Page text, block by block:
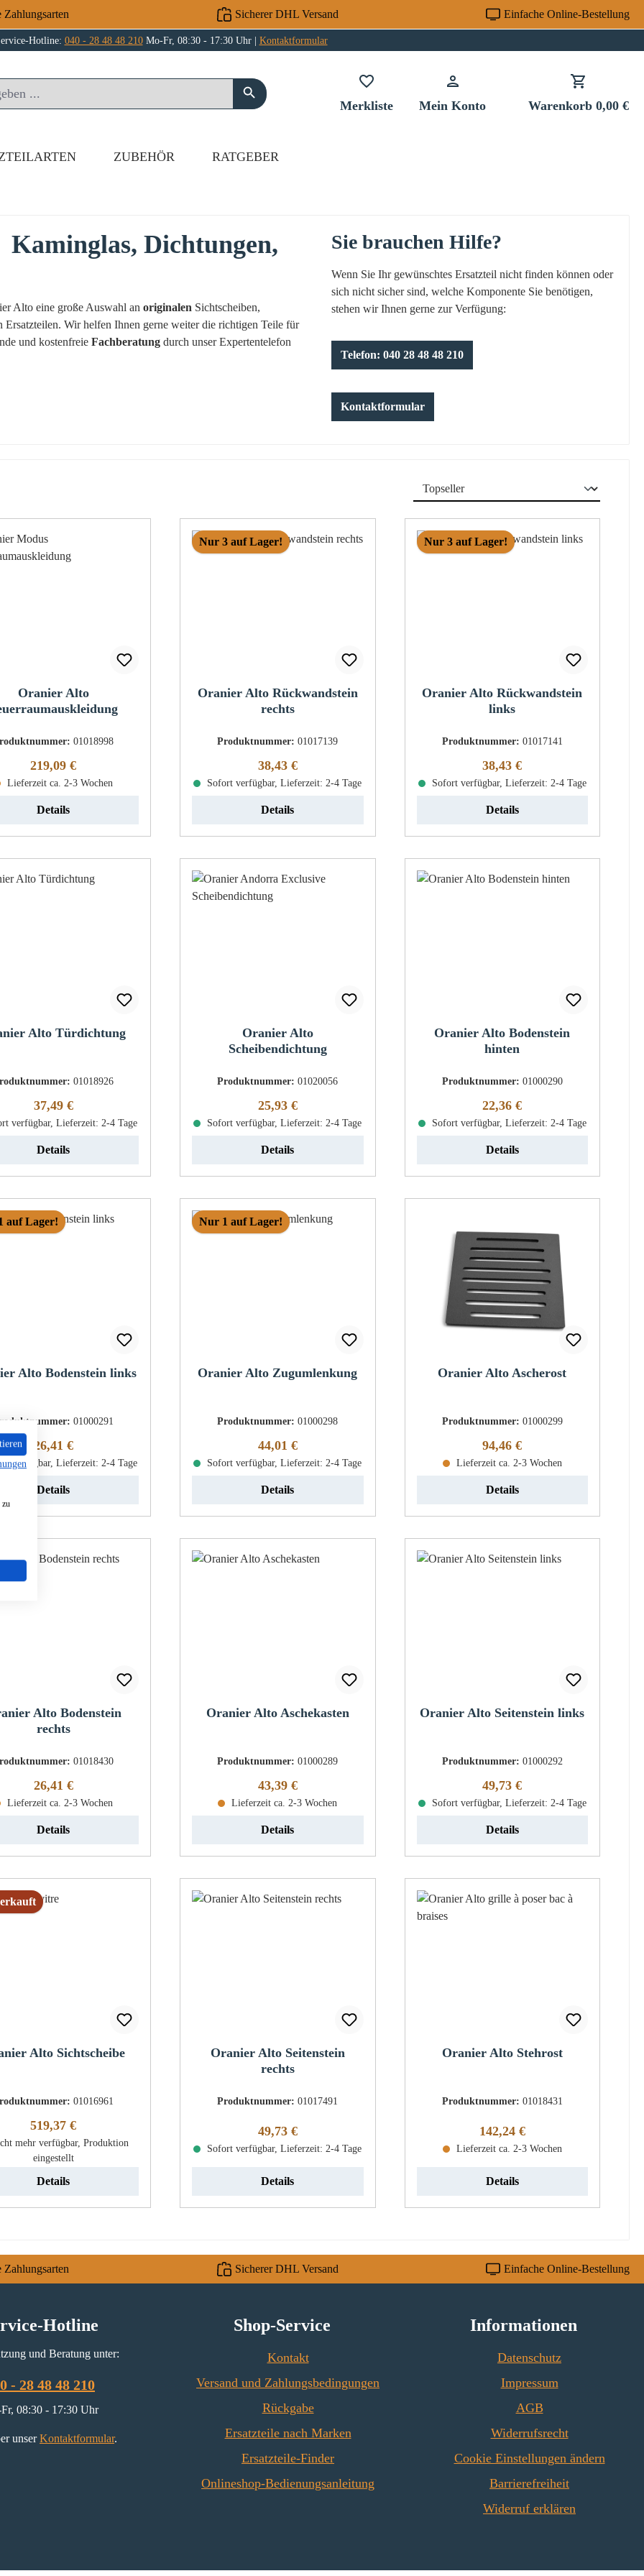
Zahlungsarten Sicherer DHL Versand Einfache Online-Bestellung
Hotline: 040 - 28 48 48 210Mo-Fr, 08:30 - 17:30 Uhr | Kontaktformular
MerklisteDu hast 0 Produkte auf dem Merkzettel
Mein Konto Warenkorb 0,00 €
ZUBEHÖR RATGEBER
Dichtungen,
Alto eine große Auswahl an originalen Sichtscheiben,
Wir helfen Ihnen gerne weiter die richtigen Teile für
und kostenfreie Fachberatung durch unser Expertentelefon
Sie brauchen Hilfe?
Wenn Sie Ihr gewünschtes Ersatzteil nicht finden können oder
sich nicht sicher sind, welche Komponente Sie benötigen,
stehen wir Ihnen gerne zur Verfügung:
Telefon: 040 28 48 48 210
Kontaktformular
Oranier Alto
01018998
Regulärer Preis:
219,09 €
Lieferzeit ca. 2-3 Wochen
Details
Nur 3 auf Lager!
Oranier Alto Rückwandstein
rechts
Produktnummer:01017139
Regulärer Preis:
38,43 €
Sofort verfügbar, Lieferzeit: 2-4 Tage
Details
Nur 3 auf Lager!
Oranier Alto Rückwandstein
links
Produktnummer: 01017141
Regulärer Preis:
38,43 €
Sofort verfügbar, Lieferzeit: 2-4 Tage
Details
Alto Türdichtung
01018926
Regulärer Preis:
37,49 €
verfügbar, Lieferzeit: 2-4 Tage
Details
Oranier Alto
Scheibendichtung
Produktnummer:01020056
Regulärer Preis:
25,93 €
Sofort verfügbar, Lieferzeit: 2-4 Tage
Details
Oranier Alto Bodenstein
hinten
Produktnummer: 01000290
Regulärer Preis:
22,36 €
Sofort verfügbar, Lieferzeit: 2-4 Tage
Details
auf Lager!
Alto Bodenstein links
01000291
Regulärer Preis:
26,41 €
verfügbar, Lieferzeit: 2-4 Tage
Details
Nur 1 auf Lager!
Oranier Alto Zugumlenkung
Produktnummer:01000298
Regulärer Preis:
44,01 €
Sofort verfügbar, Lieferzeit: 2-4 Tage
Details
Oranier Alto Ascherost
Produktnummer: 01000299
Regulärer Preis:
94,46 €
Lieferzeit ca. 2-3 Wochen
Details
Alto Bodenstein
rechts
01018430
Regulärer Preis:
26,41 €
Lieferzeit ca. 2-3 Wochen
Details
Oranier Alto Aschekasten
Produktnummer:01000289
Regulärer Preis:
43,39 €
Lieferzeit ca. 2-3 Wochen
Details
Oranier Alto Seitenstein links
Produktnummer: 01000292
Regulärer Preis:
49,73 €
Sofort verfügbar, Lieferzeit: 2-4 Tage
Details
Alto Sichtscheibe
01016961
Regulärer Preis:
519,37 €
mehr verfügbar, Produktion
eingestellt
Details
Oranier Alto Seitenstein
rechts
Produktnummer:01017491
Regulärer Preis:
49,73 €
Sofort verfügbar, Lieferzeit: 2-4 Tage
Details
Oranier Alto Stehrost
Produktnummer: 01018431
Regulärer Preis:
142,24 €
Lieferzeit ca. 2-3 Wochen
Details
Zahlungsarten Sicherer DHL Versand Einfache Online-Bestellung
Hotline
und Beratung unter:
- 28 48 48 210
08:30 - 17:30 Uhr
unserKontaktformular.
Shop-Service
Kontakt
Versand und Zahlungsbedingungen
Rückgabe
Ersatzteile nach Marken
Ersatzteile-Finder
Onlineshop-Bedienungsanleitung
Informationen
Datenschutz
Impressum
AGB
Widerrufsrecht
Cookie Einstellungen ändern
Barrierefreiheit
Widerruf erklären
zu